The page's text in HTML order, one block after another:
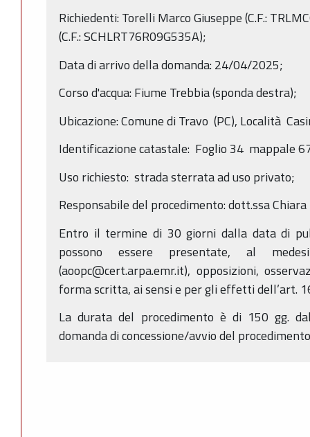
Richiedenti: Torelli Marco Giuseppe (C.F.:
(C.F.: SCHLRT76R09G535A);
Data di arrivo della domanda: 24/04/2025;
Corso d'acqua: Fiume Trebbia (sponda destra);
Ubicazione: Comune di Travo (PC), Località
Identificazione catastale: Foglio 34 mappale
Uso richiesto: strada sterrata ad uso privato;
Responsabile del procedimento: dott.ssa
Entro il termine di 30 giorni dalla data di
possono essere presentate, al
(aoopc@cert.arpa.emr.it), opposizioni,
forma scritta, ai sensi e per gli effetti dell’art.
La durata del procedimento è di 150 gg.
domanda di concessione/avvio del